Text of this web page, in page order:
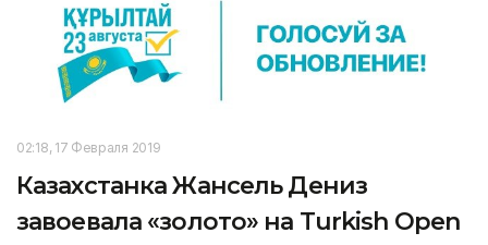
02:18, 17 Февраля 2019
Казахстанка Жансель Дениз
завоевала «золото» на Turkish Open